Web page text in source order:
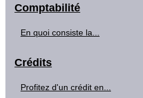
Comptabilité
En quoi consiste la...
Crédits
Profitez d'un crédit en...